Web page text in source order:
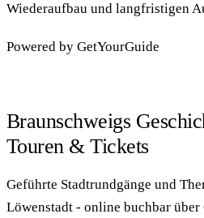
Wiederaufbau und langfristigen
Powered by GetYourGuide
Braunschweigs
Touren & Tickets
Geführte Stadtrundgänge und
Löwenstadt - online buchbar über